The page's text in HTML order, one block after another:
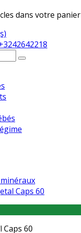
dans votre panier
Caps 60